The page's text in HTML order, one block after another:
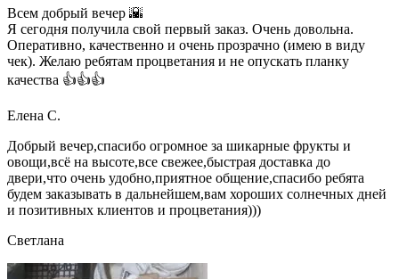
Всем добрый вечер 🌇
Я сегодня получила свой первый заказ. Очень довольна.
Оперативно, качественно и очень прозрачно (имею в виду
чек). Желаю ребятам процветания и не опускать планку
качества 👍👍👍
Елена С.
Добрый вечер,спасибо огромное за шикарные фрукты и
овощи,всё на высоте,все свежее,быстрая доставка до
двери,что очень удобно,приятное общение,спасибо ребята
будем заказывать в дальнейшем,вам хороших солнечных дней
и позитивных клиентов и процветания)))
Светлана